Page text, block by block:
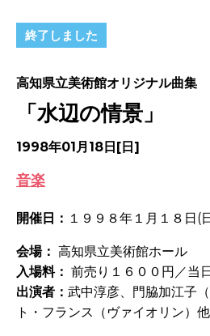
終了しました
高知県立美術館オリジナル曲集
「水辺の情景」
1998年01月18日[日]
音楽
開催日： １９９８年１月１８日(
会場： 高知県立美術館ホール
入場料： 前売り１６００円／当
出演者： 武中淳彦 、門脇加江子
ト・フランス（ヴァイオリン）他